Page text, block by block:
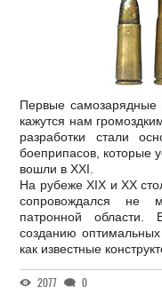
Первые самозарядные
кажутся нам
разработки стали
боеприпасов, которые
вошли в XXI.
На рубеже XIX и XX
сопровождался не
патронной области.
созданию
как известные
2077 0